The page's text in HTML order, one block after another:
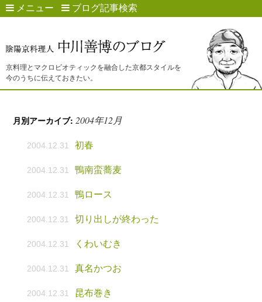
メニュー ブログ記事検索
京料理とマクロビオティックを融合した京都スタイルを
今のうちに伝えておきたい。
月別アーカイブ:2004年12月
2004.12.31 初春
2004.12.31 鴨南蛮蕎麦
2004.12.31 鴨ロース
2004.12.31 切り出しが終わった
2004.12.31 くわいむき
2004.12.31 真名かつお
2004.12.31 昆布巻き